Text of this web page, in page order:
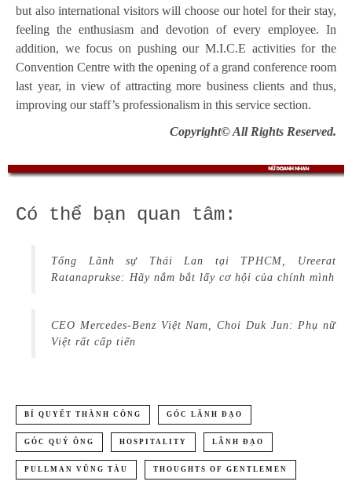
but also international visitors will choose our hotel for their stay,
feeling the enthusiasm and devotion of every employee. In
addition, we focus on pushing our M.I.C.E activities for the
Convention Centre with the opening of a grand conference room
last year, in view of attracting more business clients and thus,
improving our staff’s professionalism in this service section.
Copyright© All Rights Reserved.
Có thể bạn quan tâm:
Tổng Lãnh sự Thái Lan tại TPHCM, Ureerat
Ratanaprukse: Hãy nắm bắt lấy cơ hội của chính mình
CEO Mercedes-Benz Việt Nam, Choi Duk Jun: Phụ nữ
Việt rất cấp tiến
BÍ QUYẾT THÀNH CÔNG GÓC LÃNH ĐẠO
GÓC QUÝ ÔNG HOSPITALITY LÃNH ĐẠO
PULLMAN VŨNG TÀU THOUGHTS OF GENTLEMEN